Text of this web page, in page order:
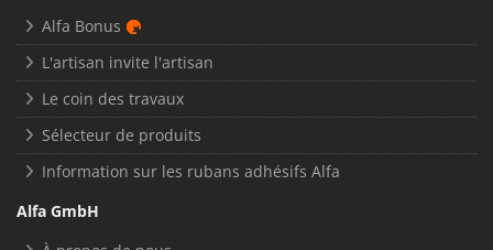
Alfa Bonus
L'artisan invite l'artisan
Le coin des travaux
Sélecteur de produits
Information sur les rubans adhésifs Alfa
Alfa GmbH